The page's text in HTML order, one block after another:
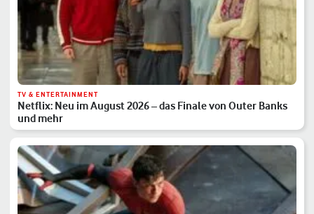
TV & ENTERTAINMENT
Netflix: Neu im August 2026 – das Finale von Outer Banks
und mehr